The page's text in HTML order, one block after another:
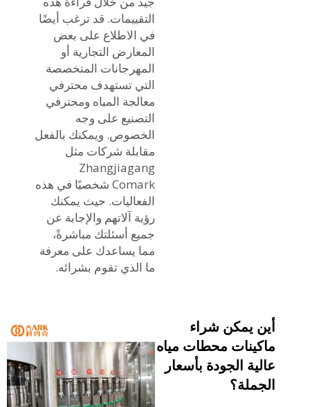
التقييمات. قد ترغب أيضًا
في الاطلاع على بعض
المعارض التجارية أو
المهرجانات المتخصصة
التي تستهدف محترفي
معالجة المياه ومحترفي
التصنيع على وجه
الخصوص. ويمكنك بالفعل
مقابلة شركات مثل
Zhangjiagang
Comark شخصيًا في هذه
الفعاليات. حيث يمكنك
رؤية آلاتهم والإجابة عن
جميع أسئلتك مباشرةً،
مما يساعدك على معرفة
ما الذي تقوم بشرائه.
أين يمكن شراء
ماكينات محطات مياه
عالية الجودة بأسعار
الجملة؟